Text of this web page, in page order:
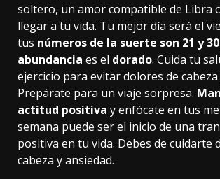
soltero, un amor compatible de Libra
llegar a tu vida. Tu mejor día será el
tus números de la suerte son 21 y 30
abundancia es el dorado. Cuida tu
ejercicio para evitar dolores de cabeza
Prepárate para un viaje sorpresa.
actitud positiva y enfócate en tus
semana puede ser el inicio de una
positiva en tu vida. Debes de cuidarte
cabeza y ansiedad.